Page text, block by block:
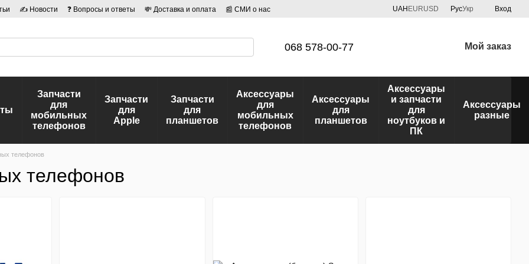
✍ Новости ❓ Вопросы и ответы 💸 Доставка и оплата
📰 СМИ о нас
UAH EURUSD РусУкр Вход
068 578-00-77 Мой заказ
Запчасти
для
мобильных
телефонов
Запчасти
для
Apple
Запчасти
для
планшетов
Аксессуары
для
мобильных
телефонов
Аксессуары
для
планшетов
Аксессуары
и запчасти
для
ноутбуков и
ПК
Аксессуары
разные
телефонов
телефонов